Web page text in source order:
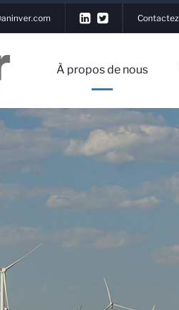
À propos de nous